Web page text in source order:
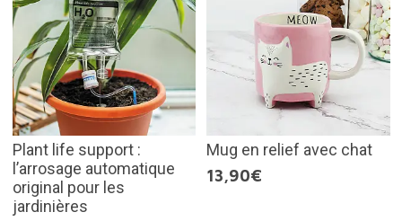
Plant life support :
l’arrosage automatique
original pour les
jardinières
Mug en relief avec chat
13,90€